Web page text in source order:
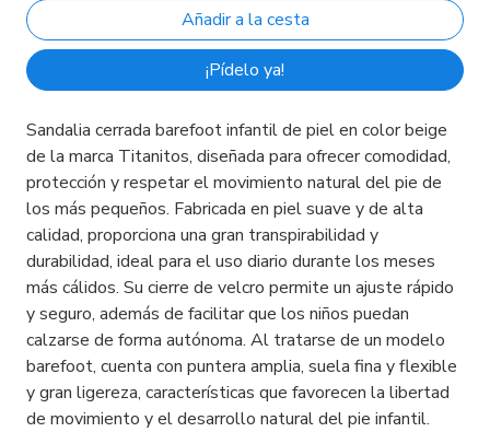
¡Pídelo ya!
Sandalia cerrada barefoot infantil de piel en color beige
de la marca Titanitos, diseñada para ofrecer comodidad,
protección y respetar el movimiento natural del pie de
los más pequeños. Fabricada en piel suave y de alta
calidad, proporciona una gran transpirabilidad y
durabilidad, ideal para el uso diario durante los meses
más cálidos. Su cierre de velcro permite un ajuste rápido
y seguro, además de facilitar que los niños puedan
calzarse de forma autónoma. Al tratarse de un modelo
barefoot, cuenta con puntera amplia, suela fina y flexible
y gran ligereza, características que favorecen la libertad
de movimiento y el desarrollo natural del pie infantil.